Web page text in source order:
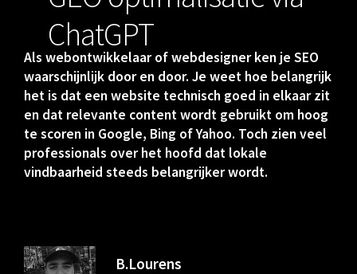
ChatGPT
Als webontwikkelaar of webdesigner ken je SEO
waarschijnlijk door en door. Je weet hoe belangrijk
het is dat een website technisch goed in elkaar zit
en dat relevante content wordt gebruikt om hoog
te scoren in Google, Bing of Yahoo. Toch zien veel
professionals over het hoofd dat lokale
vindbaarheid steeds belangrijker wordt.
B.Lourens